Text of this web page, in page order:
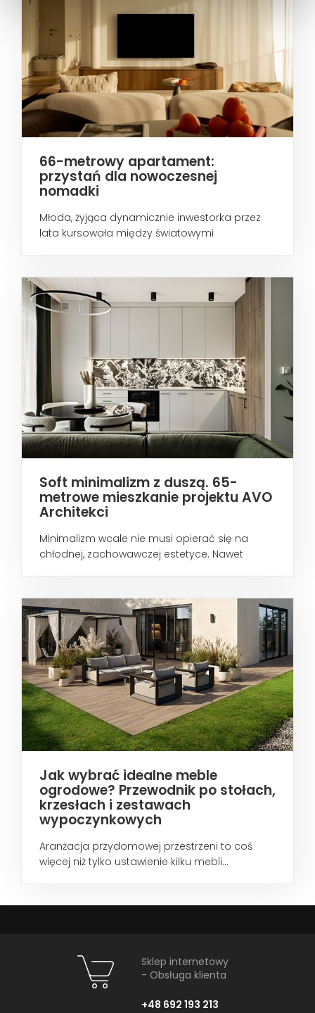
66-metrowy apartament:
przystań dla nowoczesnej
nomadki
Młoda, żyjąca dynamicznie inwestorka przez
lata kursowała między światowymi
Soft minimalizm z duszą. 65-
metrowe mieszkanie projektu AVO
Architekci
Minimalizm wcale nie musi opierać się na
chłodnej, zachowawczej estetyce. Nawet
Jak wybrać idealne meble
ogrodowe? Przewodnik po stołach,
krzesłach i zestawach
wypoczynkowych
Aranżacja przydomowej przestrzeni to coś
więcej niż tylko ustawienie kilku mebli...
Sklep internetowy
- Obsługa klienta
+48 692 193 213